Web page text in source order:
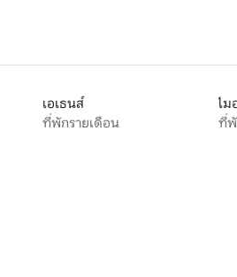
เอเธนส์
ที่พักรายเดือน
ไม
ที่พั